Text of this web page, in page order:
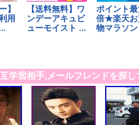
学習相手,メールフレンドを探し